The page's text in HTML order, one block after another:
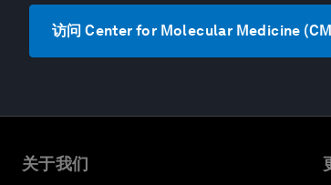
访问 Center for Molecular Medicine
关于我们